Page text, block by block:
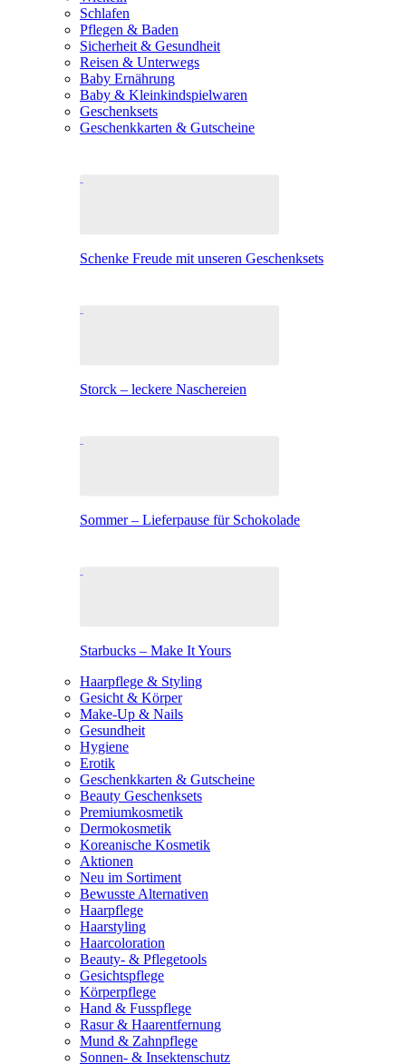
Schlafen
Pflegen & Baden
Sicherheit & Gesundheit
Reisen & Unterwegs
Baby Ernährung
Baby & Kleinkindspielwaren
Geschenksets
Geschenkkarten & Gutscheine
Schenke Freude mit unseren Geschenksets
Storck – leckere Naschereien
Sommer – Lieferpause für Schokolade
Starbucks – Make It Yours
Haarpflege & Styling
Gesicht & Körper
Make-Up & Nails
Gesundheit
Hygiene
Erotik
Geschenkkarten & Gutscheine
Beauty Geschenksets
Premiumkosmetik
Dermokosmetik
Koreanische Kosmetik
Aktionen
Neu im Sortiment
Bewusste Alternativen
Haarpflege
Haarstyling
Haarcoloration
Beauty- & Pflegetools
Gesichtspflege
Körperpflege
Hand & Fusspflege
Rasur & Haarentfernung
Mund & Zahnpflege
Sonnen- & Insektenschutz